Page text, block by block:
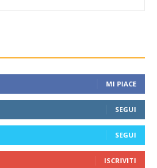
MI PIACE
SEGUI
SEGUI
ISCRIVITI